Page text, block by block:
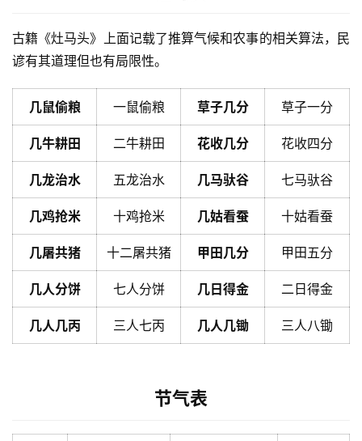
古籍《灶马头》上面记载了推算气候和农事的相关算法，民
谚有其道理但也有局限性。
几鼠偷粮 一鼠偷粮 草子几分 草子一分
几牛耕田 二牛耕田 花收几分 花收四分
几龙治水 五龙治水 几马驮谷 七马驮谷
几鸡抢米 十鸡抢米 几姑看蚕 十姑看蚕
几屠共猪 十二屠共猪 甲田几分 甲田五分
几人分饼 七人分饼 几日得金 二日得金
几人几丙 三人七丙 几人几锄 三人八锄
节气表